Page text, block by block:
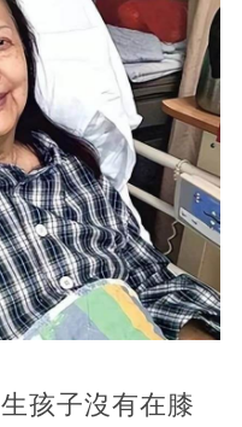
孩子沒有在膝